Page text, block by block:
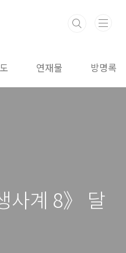
연재물 방명록
사계 8》 달